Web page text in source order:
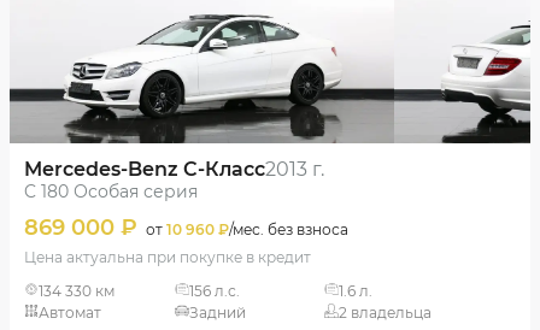
Mercedes-Benz C-Класс2013 г.
C 180 Особая серия
869 000 ₽ от 10 960 ₽/мес. без взноса
Цена актуальна при покупке в кредит
134 330 км
156 л.с.
1.6 л.
Автомат
Задний 2 владельца